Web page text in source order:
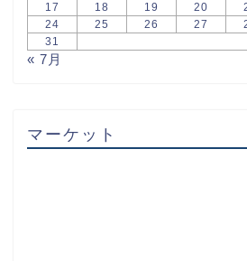
17
18 19 20
24
25 26 27
31
« 7月
マーケット